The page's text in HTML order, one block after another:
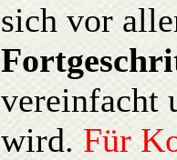
sich vor
vereinfacht
wird. Für